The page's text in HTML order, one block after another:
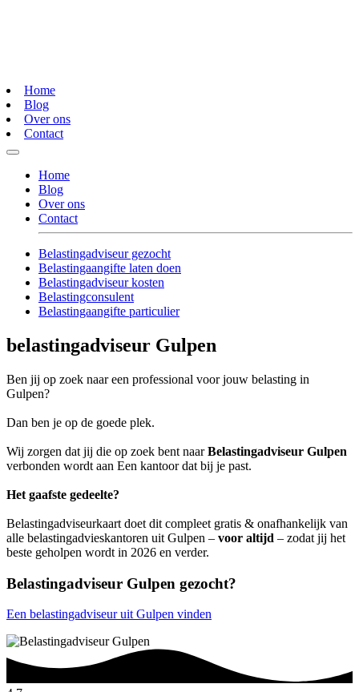
Home
Blog
Over ons
Contact
Home
Blog
Over ons
Contact
Belastingadviseur gezocht
Belastingaangifte laten doen
Belastingadviseur kosten
Belastingconsulent
Belastingaangifte particulier
belastingadviseur Gulpen
Ben jij op zoek naar een professional voor jouw belasting in
Gulpen?
Dan ben je op de goede plek.
Wij zorgen dat jij die op zoek bent naarBelastingadviseur Gulpen
verbonden wordt aan Een kantoor dat bij je past.
Het gaafste gedeelte?
Belastingadviseurkaart doet dit compleet gratis & onafhankelijk van
alle belastingadvieskantoren uit Gulpen – voor altijd – zodat jij het
beste geholpen wordt in 2026 en verder.
Belastingadviseur Gulpen gezocht?
Een belastingadviseur uit Gulpen vinden